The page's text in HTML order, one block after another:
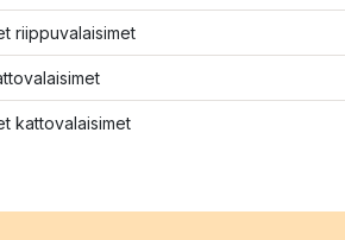
riippuvalaisimet
kattovalaisimet